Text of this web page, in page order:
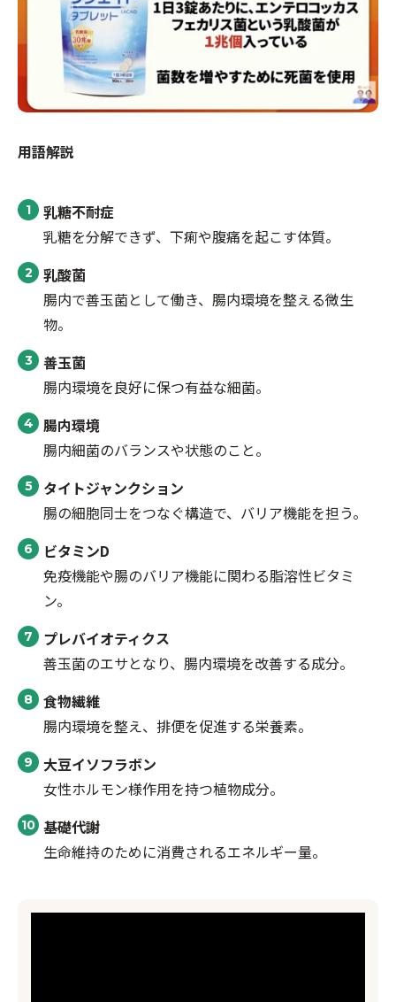
用語解説
乳糖不耐症
乳糖を分解できず、下痢や腹痛を起こす体質。
乳酸菌
腸内で善玉菌として働き、腸内環境を整える微生
物。
善玉菌
腸内環境を良好に保つ有益な細菌。
腸内環境
腸内細菌のバランスや状態のこと。
タイトジャンクション
腸の細胞同士をつなぐ構造で、バリア機能を担う。
ビタミンD
免疫機能や腸のバリア機能に関わる脂溶性ビタミ
ン。
プレバイオティクス
善玉菌のエサとなり、腸内環境を改善する成分。
食物繊維
腸内環境を整え、排便を促進する栄養素。
大豆イソフラボン
女性ホルモン様作用を持つ植物成分。
基礎代謝
生命維持のために消費されるエネルギー量。